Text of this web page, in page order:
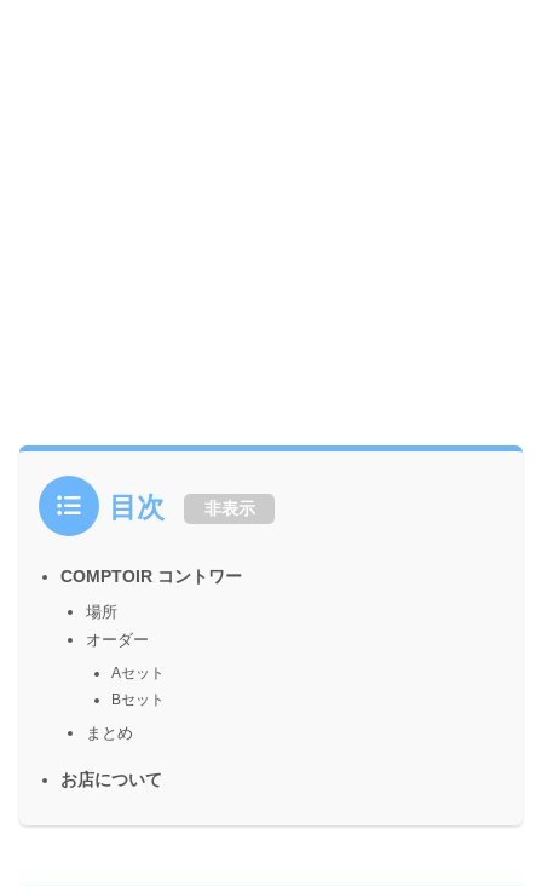
目次 非表示
COMPTOIR コントワー
場所
オーダー
Aセット
Bセット
まとめ
お店について